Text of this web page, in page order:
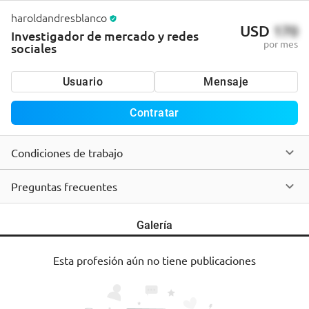
haroldandresblanco
Investigador de mercado y redes
sociales
USD 170
por mes
Usuario Mensaje
Contratar
Condiciones de trabajo
Preguntas frecuentes
Galería
Esta profesión aún no tiene publicaciones